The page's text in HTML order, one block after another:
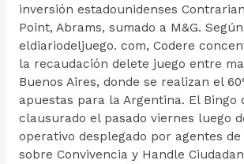
inversión estadounidenses
Point, Abrams, sumado a M&G. Según
eldiariodeljuego. com, Codere
la recaudación delete juego entre
Buenos Aires, donde se realizan el
apuestas para la Argentina. El Bingo
clausurado el pasado viernes luego
operativo desplegado por agentes
sobre Convivencia y Handle